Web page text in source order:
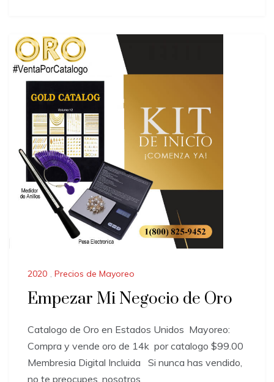
2020 , Precios de Mayoreo
Empezar Mi Negocio de Oro
Catalogo de Oro en Estados Unidos ​Mayoreo:
Compra y vende oro de 14k por catalogo $99.00
Membresia Digital Incluida Si nunca has vendido,
no te preocupes, nosotros